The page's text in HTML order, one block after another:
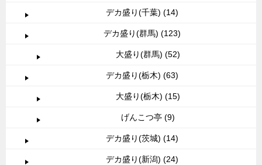
デカ盛り(千葉) (14)
デカ盛り(群馬) (123)
大盛り(群馬) (52)
デカ盛り(栃木) (63)
大盛り(栃木) (15)
げんこつ亭 (9)
デカ盛り(茨城) (14)
デカ盛り(新潟) (24)